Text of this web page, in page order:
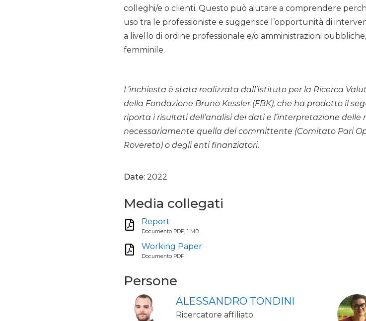
colleghi/e o clienti. Questo può aiutare a comprendere
uso tra le professioniste e suggerisce l’opportunità di
a livello di ordine professionale e/o amministrazioni
femminile.
L’inchiesta è stata realizzata dall’Istituto per la Ricerca
della Fondazione Bruno Kessler (FBK), che ha prodotto il
riporta i risultati dell’analisi dei dati e l’interpretazione
necessariamente quella del committente (Comitato Pari
Rovereto) o degli enti finanziatori.
Date:2022
Media collegati
Report
Documento PDF, 1 MB
Working Paper
Documento PDF
Persone
ALESSANDRO TONDINI
Ricercatore affiliato